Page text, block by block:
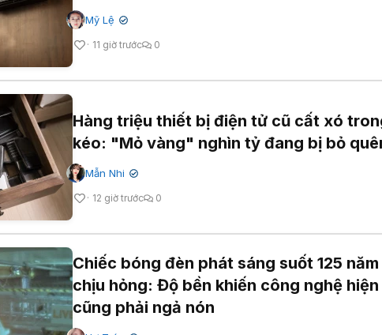
Mỹ Lệ ✔
11 giờ trước 0
Hàng triệu thiết bị điện tử cũ cất xó
kéo: "Mỏ vàng" nghìn tỷ đang bị bỏ
Mẫn Nhi ✔
12 giờ trước 0
Chiếc bóng đèn phát sáng suốt 125
chịu hỏng: Độ bền khiến công nghệ hiện
cũng phải ngả nón